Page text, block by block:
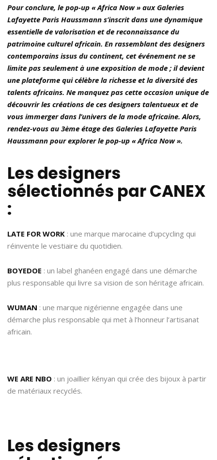
Pour conclure, le pop-up « Africa Now » aux Galeries
Lafayette Paris Haussmann s’inscrit dans une dynamique
essentielle de valorisation et de reconnaissance du
patrimoine culturel africain. En rassemblant des designers
contemporains issus du continent, cet événement ne se
limite pas seulement à une exposition de mode ; il devient
une plateforme qui célèbre la richesse et la diversité des
talents africains. Ne manquez pas cette occasion unique de
découvrir les créations de ces designers talentueux et de
vous immerger dans l’univers de la mode africaine. Alors,
rendez-vous au 3ème étage des Galeries Lafayette Paris
Haussmann pour explorer le pop-up « Africa Now ».
Les designers
sélectionnés par CANEX
:
LATE FOR WORK : une marque marocaine d’upcycling qui
réinvente le vestiaire du quotidien.
BOYEDOE : un label ghanéen engagé dans une démarche
plus responsable qui livre sa vision de son héritage africain.
WUMAN : une marque nigérienne engagée dans une
démarche plus responsable qui met à l’honneur l’artisanat
africain.
WE ARE NBO : un joaillier kényan qui crée des bijoux à partir
de matériaux recyclés.
Les designers